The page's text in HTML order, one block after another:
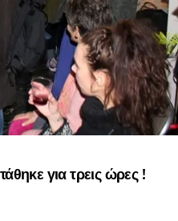
για τρεις ώρες !